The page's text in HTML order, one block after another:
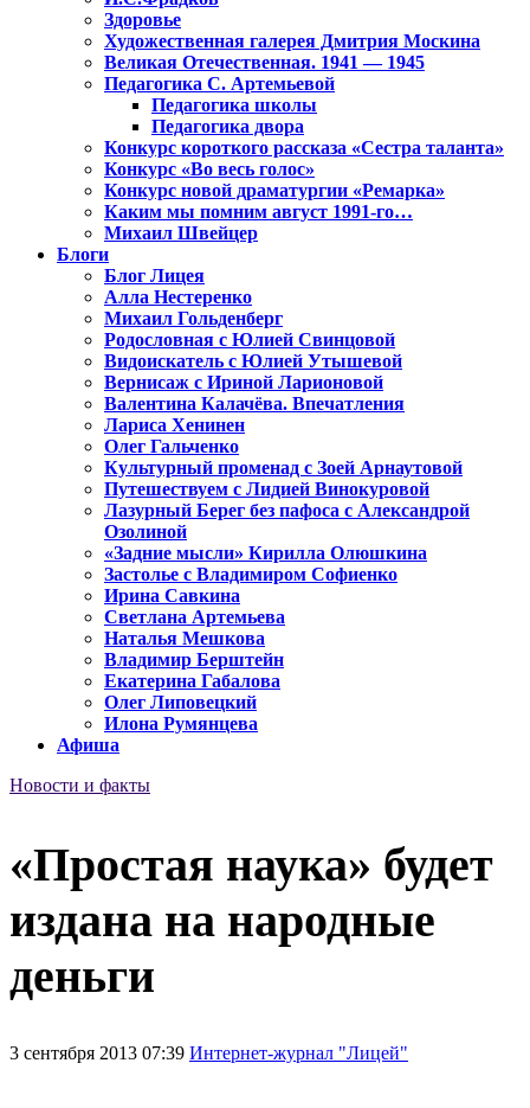
Здоровье
Художественная галерея Дмитрия Москина
Великая Отечественная. 1941 — 1945
Педагогика С. Артемьевой
Педагогика школы
Педагогика двора
Конкурс короткого рассказа «Сестра таланта»
Конкурс «Во весь голос»
Конкурс новой драматургии «Ремарка»
Каким мы помним август 1991-го…
Михаил Швейцер
Блоги
Блог Лицея
Алла Нестеренко
Михаил Гольденберг
Родословная с Юлией Свинцовой
Видоискатель с Юлией Утышевой
Вернисаж с Ириной Ларионовой
Валентина Калачёва. Впечатления
Лариса Хенинен
Олег Гальченко
Культурный променад с Зоей Арнаутовой
Путешествуем с Лидией Винокуровой
Лазурный Берег без пафоса с Александрой
Озолиной
«Задние мысли» Кирилла Олюшкина
Застолье с Владимиром Софиенко
Ирина Савкина
Светлана Артемьева
Наталья Мешкова
Владимир Берштейн
Екатерина Габалова
Олег Липовецкий
Илона Румянцева
Афиша
Новости и факты
«Простая наука» будет
издана на народные
деньги
3 сентября 2013 07:39 Интернет-журнал "Лицей"